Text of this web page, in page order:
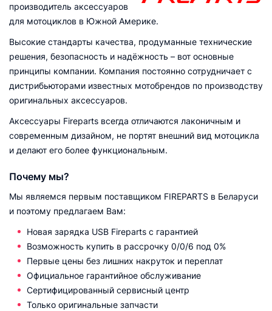
производитель аксессуаров
для мотоциклов в Южной Америке.
Высокие стандарты качества, продуманные технические
решения, безопасность и надёжность – вот основные
принципы компании. Компания постоянно сотрудничает с
дистрибьюторами известных мотобрендов по производству
оригинальных аксессуаров.
Аксессуары Fireparts всегда отличаются лаконичным и
современным дизайном, не портят внешний вид мотоцикла
и делают его более функциональным.
Почему мы?
Мы являемся первым поставщиком FIREPARTS в Беларуси
и поэтому предлагаем Вам:
Новая зарядка USB Fireparts с гарантией
Возможность купить в рассрочку 0/0/6 под 0%
Первые цены без лишних накруток и переплат
Официальное гарантийное обслуживание
Сертифицированный сервисный центр
Только оригинальные запчасти